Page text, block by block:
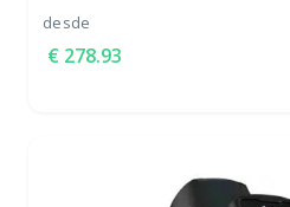
desde
278.93